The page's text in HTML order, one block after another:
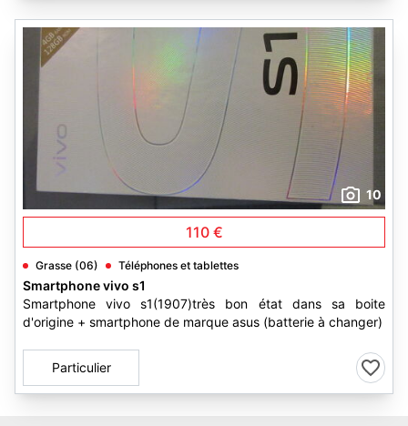
10
110 €
Grasse (06) Téléphones et tablettes
Smartphone vivo s1
Smartphone vivo s1(1907)très bon état dans sa boite
d'origine + smartphone de marque asus (batterie à changer)
Particulier